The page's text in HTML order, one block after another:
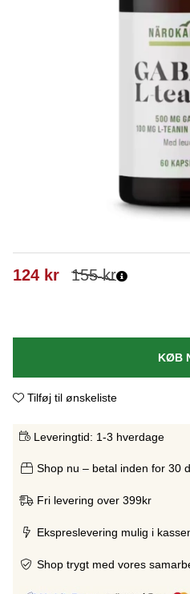
155kr
124 kr
KØB
Tilføj til ønskeliste
Leveringtid: 1-3 hverdage
Shop nu – betal inden for 30
Fri levering over 399kr
Ekspreslevering mulig i
Shop trygt med vores